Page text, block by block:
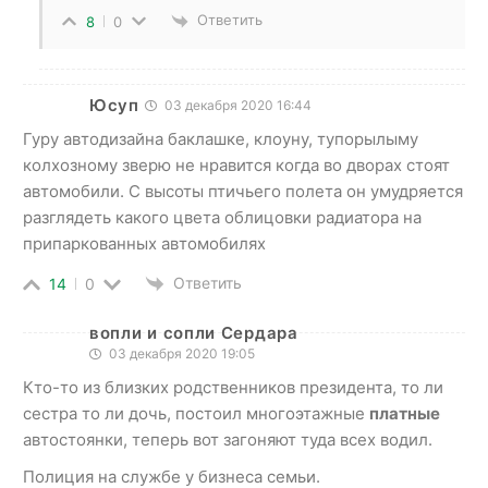
8 0 Ответить
Юсуп 03 декабря 2020 16:44
Гуру автодизайна баклашке, клоуну, тупорылыму
колхозному зверю не нравится когда во дворах стоят
автомобили. С высоты птичьего полета он умудряется
разглядеть какого цвета облицовки радиатора на
припаркованных автомобилях
14 0 Ответить
вопли и сопли Сердара
03 декабря 2020 19:05
Кто-то из близких родственников президента, то ли
сестра то ли дочь, постоил многоэтажные платные
автостоянки, теперь вот загоняют туда всех водил.
Полиция на службе у бизнеса семьи.